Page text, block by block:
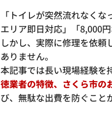
「トイレが突然流れなく
エリア即日対応」「8,000
しかし、実際に修理を依
ありません。
本記事では長い現場経験を
徳業者の特徴、さくら市の
び、無駄な出費を防ぐこと